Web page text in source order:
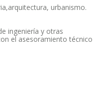
urbanismo.
ingeniería y otras
el asesoramiento técnico